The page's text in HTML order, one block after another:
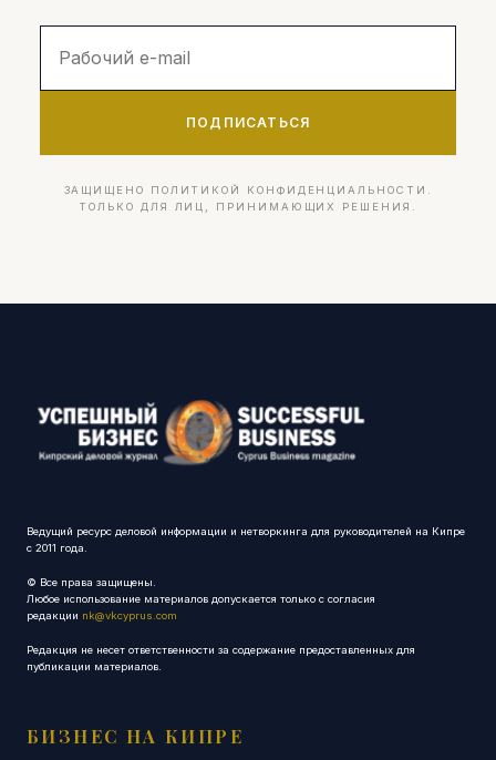
ПОДПИСАТЬСЯ
ЗАЩИЩЕНО ПОЛИТИКОЙ КОНФИДЕНЦИАЛЬНОСТИ.
ТОЛЬКО ДЛЯ ЛИЦ, ПРИНИМАЮЩИХ РЕШЕНИЯ.
Ведущий ресурс деловой информации и нетворкинга для руководителей на Кипре
с 2011 года.
© Все права защищены.
Любое использование материалов допускается только с согласия
редакции nk@vkcyprus.com
Редакция не несет ответственности за содержание предоставленных для
публикации материалов.
БИЗНЕС НА КИПРЕ